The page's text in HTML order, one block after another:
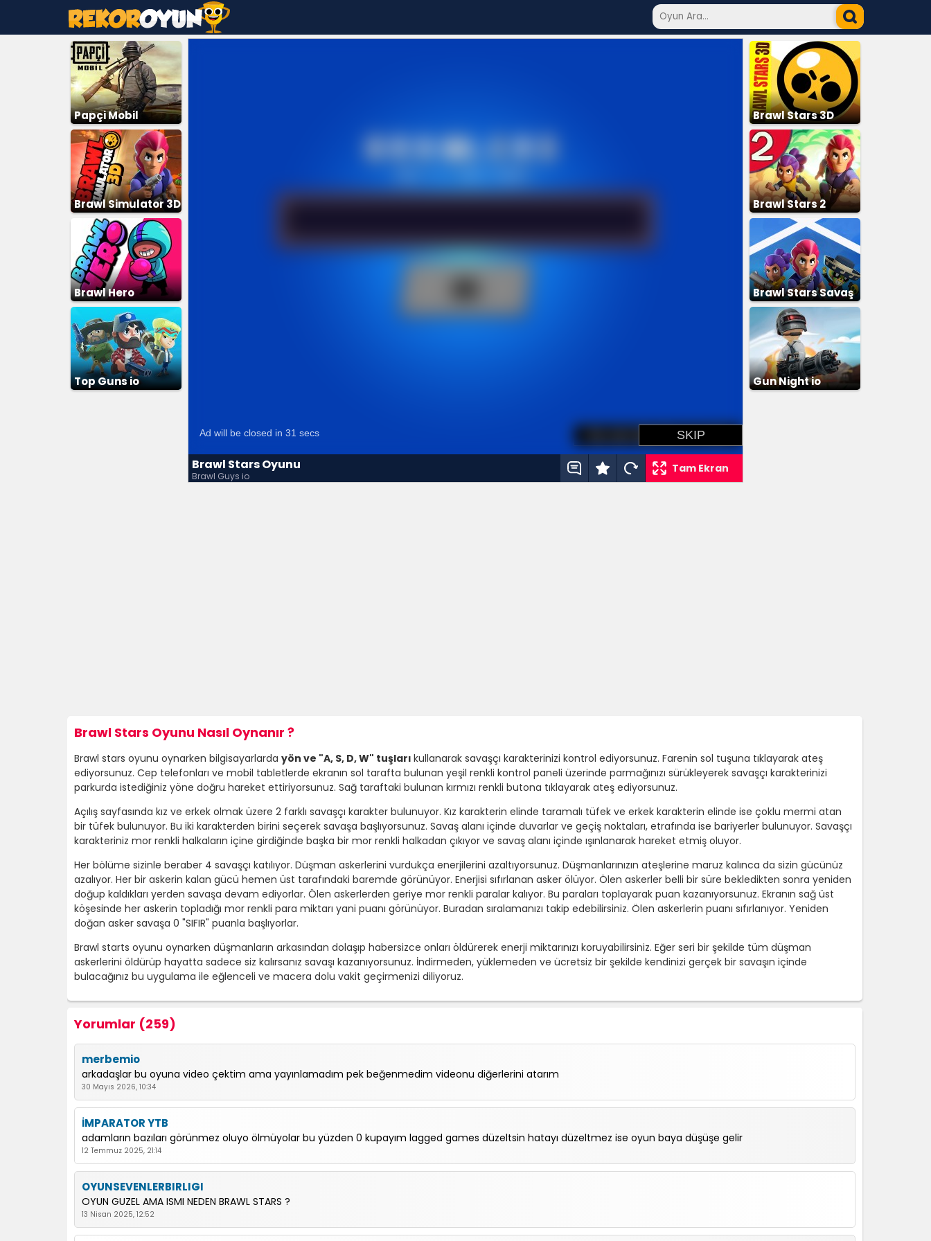
Papçi Mobil
Brawl Simulator 3D
Brawl Hero
Top Guns io
Brawl Stars Oyunu
Brawl Guys io
Tam Ekran
Brawl Stars 3D
Brawl Stars 2
Brawl Stars Savaş
Gun Night io
Brawl Stars Oyunu Nasıl Oynanır ?
Brawl stars oyunu oynarken bilgisayarlarda yön ve "A, S, D, W" tuşları kullanarak savaşçı karakterinizi kontrol ediyorsunuz. Farenin sol tuşuna tıklayarak ateş
ediyorsunuz. Cep telefonları ve mobil tabletlerde ekranın sol tarafta bulunan yeşil renkli kontrol paneli üzerinde parmağınızı sürükleyerek savaşçı karakterinizi
parkurda istediğiniz yöne doğru hareket ettiriyorsunuz. Sağ taraftaki bulunan kırmızı renkli butona tıklayarak ateş ediyorsunuz.
Açılış sayfasında kız ve erkek olmak üzere 2 farklı savaşçı karakter bulunuyor. Kız karakterin elinde taramalı tüfek ve erkek karakterin elinde ise çoklu mermi atan
bir tüfek bulunuyor. Bu iki karakterden birini seçerek savaşa başlıyorsunuz. Savaş alanı içinde duvarlar ve geçiş noktaları, etrafında ise bariyerler bulunuyor. Savaşçı
karakteriniz mor renkli halkaların içine girdiğinde başka bir mor renkli halkadan çıkıyor ve savaş alanı içinde ışınlanarak hareket etmiş oluyor.
Her bölüme sizinle beraber 4 savaşçı katılıyor. Düşman askerlerini vurdukça enerjilerini azaltıyorsunuz. Düşmanlarınızın ateşlerine maruz kalınca da sizin gücünüz
azalıyor. Her bir askerin kalan gücü hemen üst tarafındaki baremde görünüyor. Enerjisi sıfırlanan asker ölüyor. Ölen askerler belli bir süre bekledikten sonra yeniden
doğup kaldıkları yerden savaşa devam ediyorlar. Ölen askerlerden geriye mor renkli paralar kalıyor. Bu paraları toplayarak puan kazanıyorsunuz. Ekranın sağ üst
köşesinde her askerin topladığı mor renkli para miktarı yani puanı görünüyor. Buradan sıralamanızı takip edebilirsiniz. Ölen askerlerin puanı sıfırlanıyor. Yeniden
doğan asker savaşa 0 "SIFIR" puanla başlıyorlar.
Brawl starts oyunu oynarken düşmanların arkasından dolaşıp habersizce onları öldürerek enerji miktarınızı koruyabilirsiniz. Eğer seri bir şekilde tüm düşman
askerlerini öldürüp hayatta sadece siz kalırsanız savaşı kazanıyorsunuz. İndirmeden, yüklemeden ve ücretsiz bir şekilde kendinizi gerçek bir savaşın içinde
bulacağınız bu uygulama ile eğlenceli ve macera dolu vakit geçirmenizi diliyoruz.
Yorumlar (259)
merbemio
arkadaşlar bu oyuna video çektim ama yayınlamadım pek beğenmedim videonu diğerlerini atarım
30 Mayıs 2026, 10:34
İMPARATOR YTB
adamların bazıları görünmez oluyo ölmüyolar bu yüzden 0 kupayım lagged games düzeltsin hatayı düzeltmez ise oyun baya düşüşe gelir
12 Temmuz 2025, 21:14
OYUNSEVENLERBIRLIGI
OYUN GUZEL AMA ISMI NEDEN BRAWL STARS ?
13 Nisan 2025, 12:52